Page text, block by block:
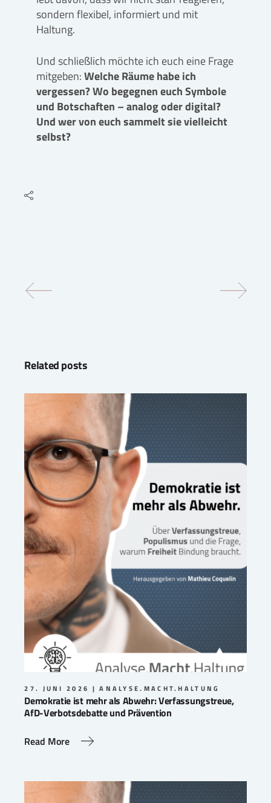
sondern flexibel, informiert und mit
Haltung.
Und schließlich möchte ich euch eine Frage
mitgeben:Welche Räume habe ich
vergessen? Wo begegnen euch Symbole
und Botschaften – analog oder digital?
Und wer von euch sammelt sie vielleicht
selbst?
Related posts
27. JUNI 2026 ANALYSE.MACHT.HALTUNG
Demokratie ist mehr als Abwehr: Verfassungstreue,
AfD-Verbotsdebatte und Prävention
Read More